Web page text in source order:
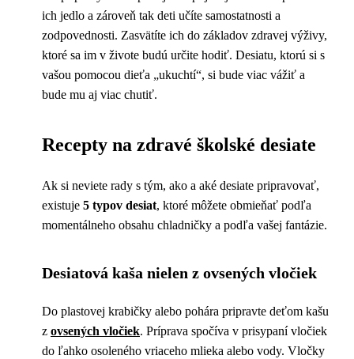
ich jedlo a zároveň tak deti učíte samostatnosti a
zodpovednosti. Zasvätíte ich do základov zdravej výživy,
ktoré sa im v živote budú určite hodiť. Desiatu, ktorú si s
vašou pomocou dieťa „ukuchtí“, si bude viac vážiť a
bude mu aj viac chutiť.
Recepty na zdravé školské desiate
Ak si neviete rady s tým, ako a aké desiate pripravovať,
existuje 5 typov desiat, ktoré môžete obmieňať podľa
momentálneho obsahu chladničky a podľa vašej fantázie.
Desiatová kaša nielen z ovsených vločiek
Do plastovej krabičky alebo pohára pripravte deťom kašu
z ovsených vločiek. Príprava spočíva v prisypaní vločiek
do ľahko osoleného vriaceho mlieka alebo vody. Vločky